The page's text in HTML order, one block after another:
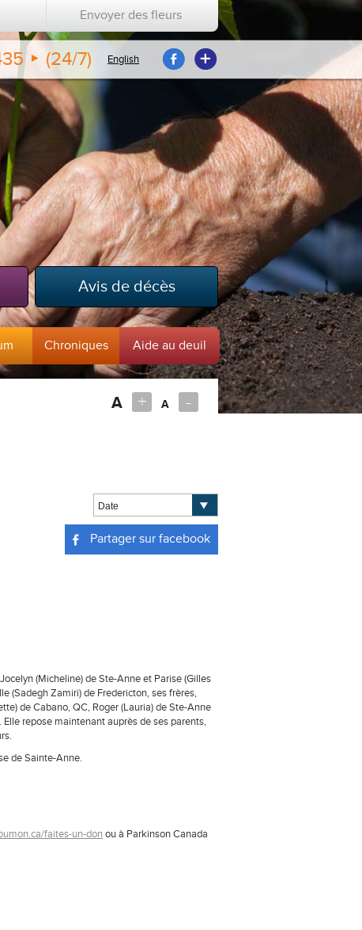
Envoyer des fleurs
(24/7) English
Avis de décès
Chroniques Aide au deuil
A + A -
Partager sur facebook
(Micheline) de Ste-Anne et Parise (Gilles
(Sadegh Zamiri) de Fredericton, ses frères,
de Cabano, QC, Roger (Lauria) de Ste-Anne
repose maintenant auprès de ses parents,
de Sainte-Anne.
faites-un-don ou à Parkinson Canada